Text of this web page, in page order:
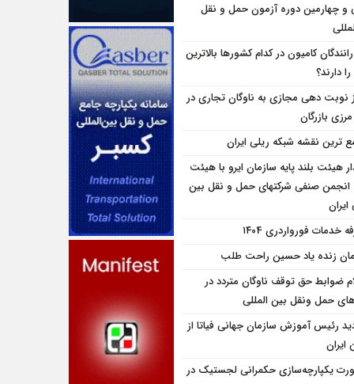
چهارمین دوره آزمون حمل و نقل
کامیون در کدام کشورها بالاترین
دارند؟
نوبت دهی مجازی به ناوگان تجاری در
مرزی بازرگان
ترین نقشه شبکه ریلی ایران
هیئت بلند پایه سازمان ایرو با هیئت
انجمن صنفی شرکتهای حمل و نقل بین
ایران
خدمات فورواردری ۱۴۰4
زنده یاد حسین راحت طلب
ضوابط حق توقف ناوگان متردد در
حمل ونقل بين المللى
رئيس آموزش سازمان جهانی فياتا از
ایران
یکپارچه‌‌سازی حکمرانی لجستیک در